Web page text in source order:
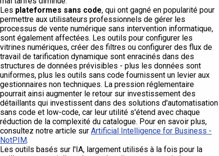
Les plateformes sans code, qui ont gagné en popularité pour
permettre aux utilisateurs professionnels de gérer les
processus de vente numérique sans intervention informatique,
sont également affectées. Les outils pour configurer les
vitrines numériques, créer des filtres ou configurer des flux de
travail de tarification dynamique sont enracinés dans des
structures de données prévisibles - plus les données sont
uniformes, plus les outils sans code fournissent un levier aux
gestionnaires non techniques. La pression réglementaire
pourrait ainsi augmenter le retour sur investissement des
détaillants qui investissent dans des solutions d'automatisation
sans code et low-code, car leur utilité s'étend avec chaque
réduction de la complexité du catalogue. Pour en savoir plus,
consultez notre article sur Artificial Intelligence for Business -
NotPIM.
Les outils basés sur l'IA, largement utilisés à la fois pour la